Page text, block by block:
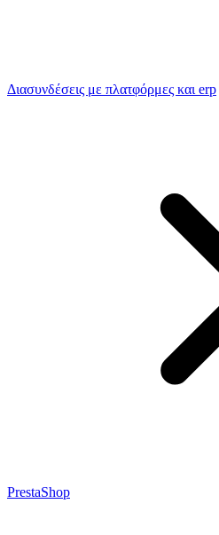
Διασυνδέσεις με πλατφόρμες και erp
PrestaShop